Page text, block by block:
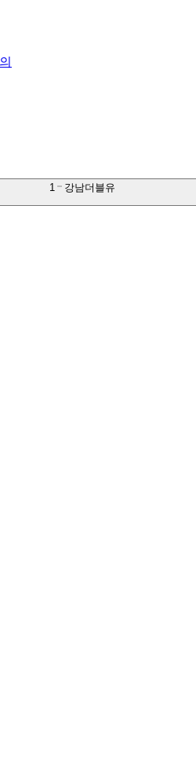
1 강남더블유